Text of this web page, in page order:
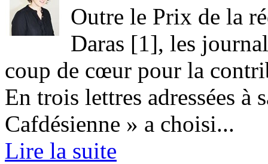
Outre le Prix de la
Daras [1], les
coup de cœur pour la
En trois lettres adressées à
Cafdésienne » a choisi...
Lire la suite